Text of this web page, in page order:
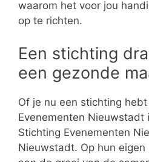
waarom het voor jou
op te richten.
Een stichting
een gezonde
Of je nu een stichting
Evenementen
Stichting Evenementen
Nieuwstadt. Op hun